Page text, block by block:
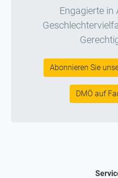
Engagierte in
Abonnieren Sie
DMÖ auf